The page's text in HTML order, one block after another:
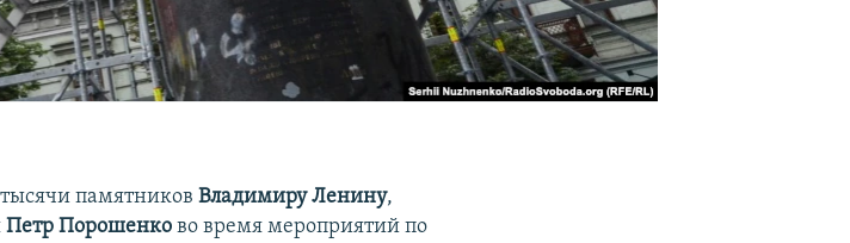
памятниковВладимиру Ленину,
Петр Порошенко во время мероприятий по